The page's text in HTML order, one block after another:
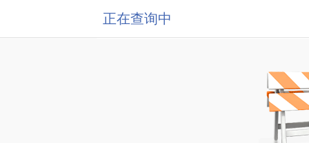
正在查询中